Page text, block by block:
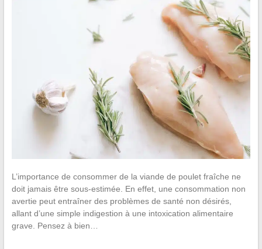
L’importance de consommer de la viande de poulet fraîche ne
doit jamais être sous-estimée. En effet, une consommation non
avertie peut entraîner des problèmes de santé non désirés,
allant d’une simple indigestion à une intoxication alimentaire
grave. Pensez à bien…